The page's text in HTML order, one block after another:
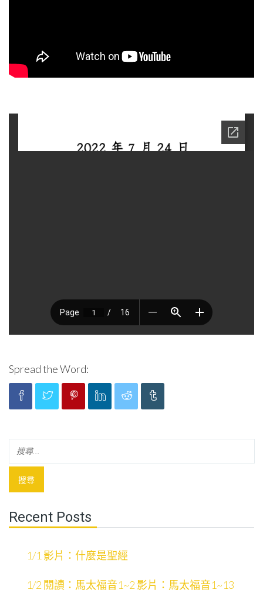
Spread the Word:
Recent Posts
1/1 影片：什麼是聖經
1/2 閱讀：馬太福音1~2 影片：馬太福音1~13